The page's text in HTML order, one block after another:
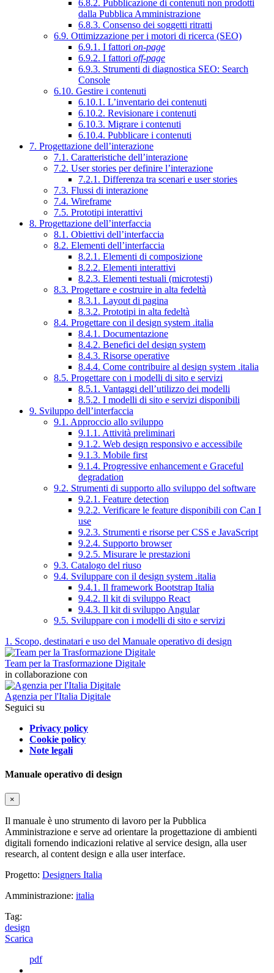
6.8.2. Pubblicazione di contenuti non prodotti
dalla Pubblica Amministrazione
6.8.3. Consenso dei soggetti ritratti
6.9. Ottimizzazione per i motori di ricerca (SEO)
6.9.1. I fattori on-page
6.9.2. I fattori off-page
6.9.3. Strumenti di diagnostica SEO: Search
Console
6.10. Gestire i contenuti
6.10.1. L’inventario dei contenuti
6.10.2. Revisionare i contenuti
6.10.3. Migrare i contenuti
6.10.4. Pubblicare i contenuti
7. Progettazione dell’interazione
7.1. Caratteristiche dell’interazione
7.2. User stories per definire l’interazione
7.2.1. Differenza tra scenari e user stories
7.3. Flussi di interazione
7.4. Wireframe
7.5. Prototipi interattivi
8. Progettazione dell’interfaccia
8.1. Obiettivi dell’interfaccia
8.2. Elementi dell’interfaccia
8.2.1. Elementi di composizione
8.2.2. Elementi interattivi
8.2.3. Elementi testuali (microtesti)
8.3. Progettare e costruire in alta fedeltà
8.3.1. Layout di pagina
8.3.2. Prototipi in alta fedeltà
8.4. Progettare con il design system .italia
8.4.1. Documentazione
8.4.2. Benefici del design system
8.4.3. Risorse operative
8.4.4. Come contribuire al design system .italia
8.5. Progettare con i modelli di sito e servizi
8.5.1. Vantaggi dell’utilizzo dei modelli
8.5.2. I modelli di sito e servizi disponibili
9. Sviluppo dell’interfaccia
9.1. Approccio allo sviluppo
9.1.1. Attività preliminari
9.1.2. Web design responsivo e accessibile
9.1.3. Mobile first
9.1.4. Progressive enhancement e Graceful
degradation
9.2. Strumenti di supporto allo sviluppo del software
9.2.1. Feature detection
9.2.2. Verificare le feature disponibili con Can I
use
9.2.3. Strumenti e risorse per CSS e JavaScript
9.2.4. Supporto browser
9.2.5. Misurare le prestazioni
9.3. Catalogo del riuso
9.4. Sviluppare con il design system .italia
9.4.1. Il framework Bootstrap Italia
9.4.2. Il kit di sviluppo React
9.4.3. Il kit di sviluppo Angular
9.5. Sviluppare con i modelli di sito e servizi
1. Scopo, destinatari e uso del Manuale operativo di design
Team per la Trasformazione Digitale
in collaborazione con
Agenzia per l'Italia Digitale
Seguici su
Privacy policy
Cookie policy
Note legali
Manuale operativo di design
×
Il manuale è uno strumento di lavoro per la Pubblica
Amministrazione e serve ad orientare la progettazione di ambienti
digitali fornendo indicazioni relative al service design, alla user
research, al content design e alla user interface.
Progetto: Designers Italia
Amministrazione: italia
Tag:
design
Scarica
pdf